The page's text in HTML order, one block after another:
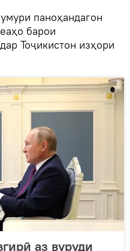
паноҳандагон
барои
Тоҷикистон изҳори
аз вуруди